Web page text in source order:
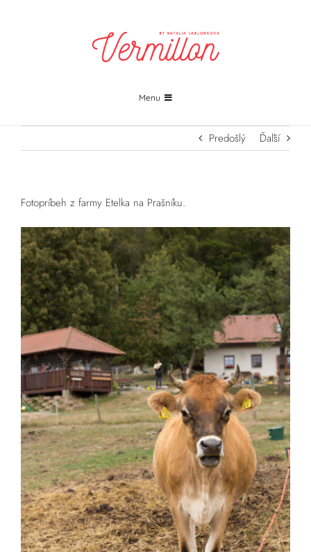
Menu
PROJEKTY
PRINTY
KONTAKT
ŽURNÁL
ENGLISH
KOŠÍK
Predošlý Ďaľší
Fotopríbeh z farmy Etelka na Prašníku.